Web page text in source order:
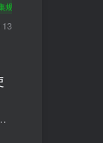
规则
13
任务 发布管理 日志系统 使用教程 基础教程 进阶教程 高级教程 功能优缺点...